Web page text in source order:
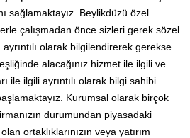
sağlamaktayız. Beylikdüzü özel
çalışmadan önce sizleri gerek sözel
olarak bilgilendirerek gerekse
alacağınız hizmet ile ilgili ve
ile ilgili ayrıntılı olarak bilgi sahibi
Kurumsal olarak birçok
durumundan piyasadaki
ortaklıklarınızın veya yatırım